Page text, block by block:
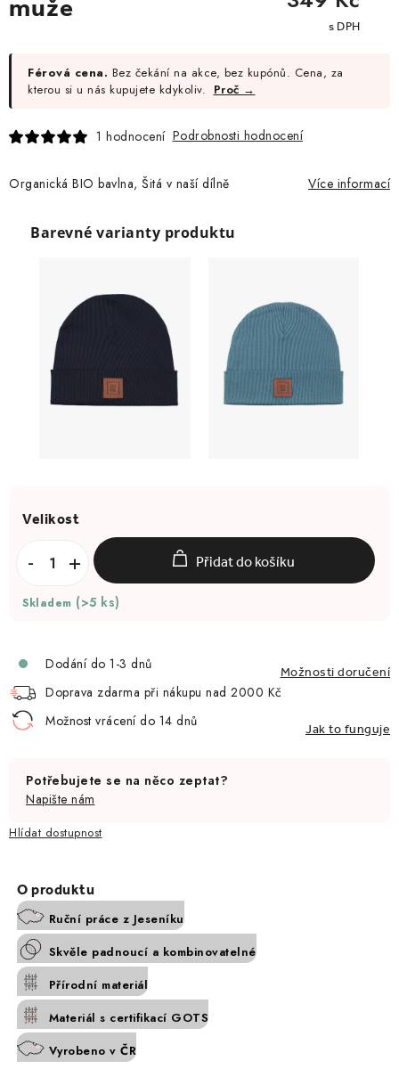
muže
1 hodnocení Podrobnosti hodnocení
Férová cena. Bez čekání na akce, bez kupónů. Cena, za
kterou si u nás kupujete kdykoliv. Proč →
Organická BIO bavlna, Šitá v naší dílně Více informací
Přidat do košíku
Skladem (>5 ks)
Dodání do 1-3 dnů Možnosti doručení
Doprava zdarma při nákupu nad 2000 Kč
Možnost vrácení do 14 dnů
Jak to funguje
Potřebujete se na něco zeptat?
Napište nám
Hlídat
Ruční práce z Jeseníku
Skvěle padnoucí a kombinovatelné
Přírodní materiál
Materiál s certifikací GOTS
Vyrobeno v ČR